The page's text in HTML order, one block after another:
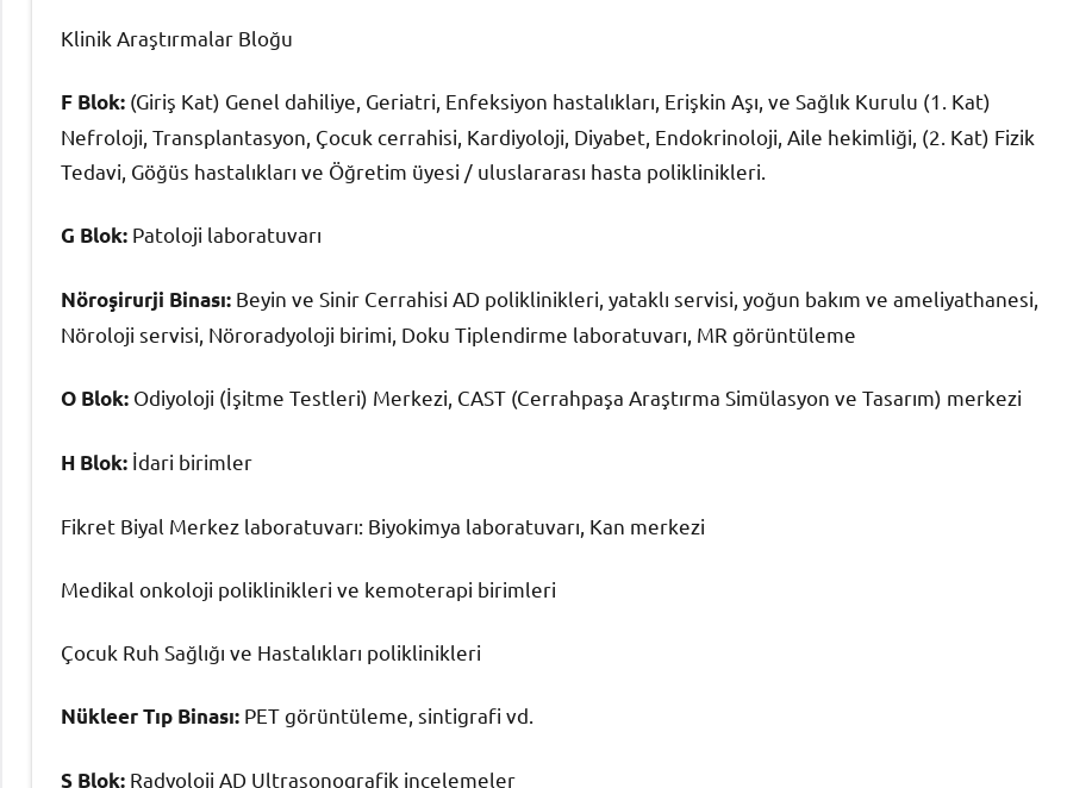
Klinik Araştırmalar Bloğu
F Blok: (Giriş Kat) Genel dahiliye, Geriatri, Enfeksiyon hastalıkları, Erişkin Aşı, ve Sağlık Kurulu (1. Kat)
Nefroloji, Transplantasyon, Çocuk cerrahisi, Kardiyoloji, Diyabet, Endokrinoloji, Aile hekimliği, (2. Kat) Fizik
Tedavi, Göğüs hastalıkları ve Öğretim üyesi / uluslararası hasta poliklinikleri.
G Blok: Patoloji laboratuvarı
Nöroşirurji Binası: Beyin ve Sinir Cerrahisi AD poliklinikleri, yataklı servisi, yoğun bakım ve ameliyathanesi,
Nöroloji servisi, Nöroradyoloji birimi, Doku Tiplendirme laboratuvarı, MR görüntüleme
O Blok: Odiyoloji (İşitme Testleri) Merkezi, CAST (Cerrahpaşa Araştırma Simülasyon ve Tasarım) merkezi
H Blok: İdari birimler
Fikret Biyal Merkez laboratuvarı: Biyokimya laboratuvarı, Kan merkezi
Medikal onkoloji poliklinikleri ve kemoterapi birimleri
Çocuk Ruh Sağlığı ve Hastalıkları poliklinikleri
Nükleer Tıp Binası: PET görüntüleme, sintigrafi vd.
S Blok: Radyoloji AD Ultrasonografik incelemeler